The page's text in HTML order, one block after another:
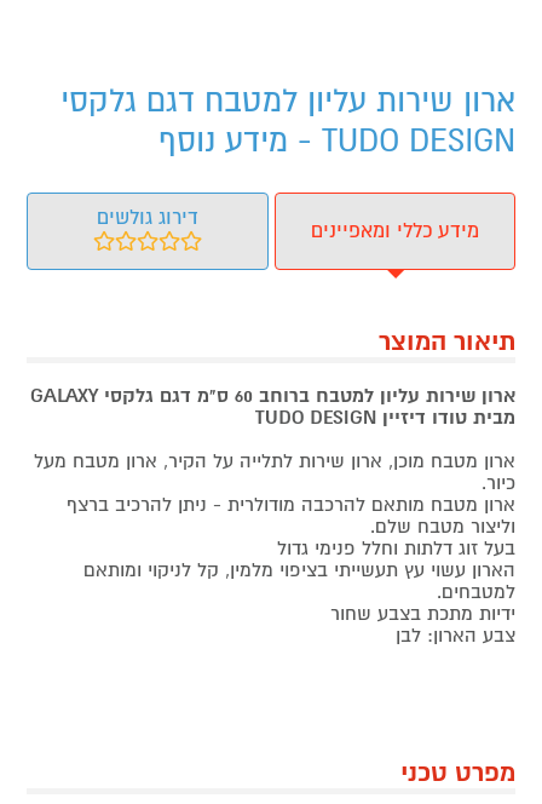
ארון שירות עליון למטבח דגם גלקסי
TUDO DESIGN - מידע נוסף
מידע כללי ומאפיינים
דירוג גולשים
תיאור המוצר
ארון שירות עליון למטבח ברוחב 60 ס"מ דגם גלקסי GALAXY
מבית טודו דיזיין TUDO DESIGN
ארון מטבח מוכן, ארון שירות לתלייה על הקיר, ארון מטבח מעל
כיור.
ארון מטבח מותאם להרכבה מודולרית - ניתן להרכיב ברצף
וליצור מטבח שלם.
בעל זוג דלתות וחלל פנימי גדול
הארון עשוי עץ תעשייתי בציפוי מלמין, קל לניקוי ומותאם
למטבחים.
ידיות מתכת בצבע שחור
צבע הארון: לבן
מפרט טכני